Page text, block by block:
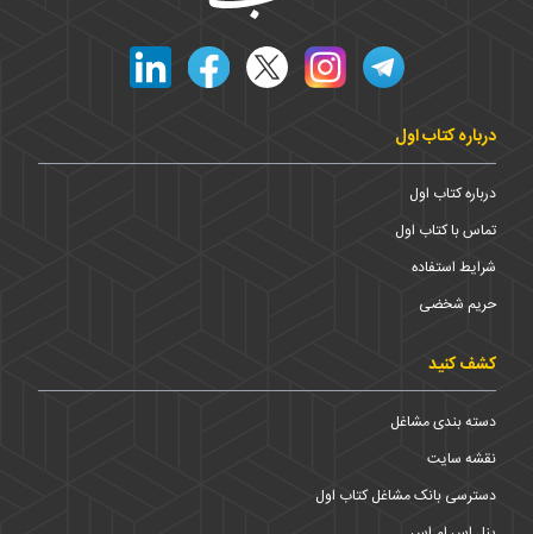
درباره کتاب اول
درباره کتاب اول
تماس با کتاب اول
شرایط استفاده
حریم شخضی
کشف کنید
دسته بندی مشاغل
نقشه سایت
دسترسی بانک مشاغل کتاب اول